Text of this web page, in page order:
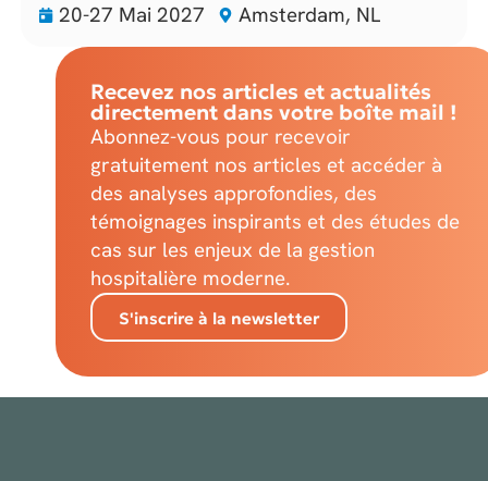
20-27 Mai 2027 Amsterdam, NL
Recevez nos articles et actualités
directement dans votre boîte mail !
Abonnez-vous pour recevoir
gratuitement nos articles et accéder à
des analyses approfondies, des
témoignages inspirants et des études de
cas sur les enjeux de la gestion
hospitalière moderne.
S'inscrire à la newsletter